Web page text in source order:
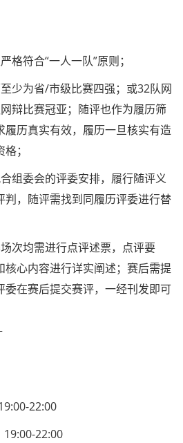
符合“一人一队”原则；
为省/市级比赛四强；或32队网
辩比赛冠亚；随评也作为履历筛
履历真实有效，履历一旦核实有造
；
委会的评委安排，履行随评义
判，随评需找到同履历评委进行替
均需进行点评述票，点评要
核心内容进行详实阐述；赛后需提
委在赛后提交赛评，一经刊发即可
22:00
22:00